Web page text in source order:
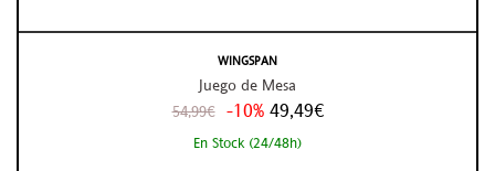
WINGSPAN
Juego de Mesa
54,99€ -10% 49,49€
En Stock (24/48h)